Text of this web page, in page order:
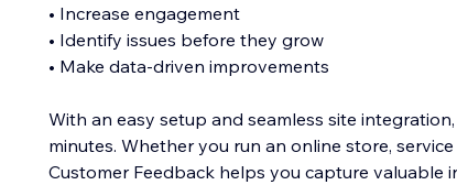
• Increase engagement
• Identify issues before they grow
• Make data-driven improvements
With an easy setup and seamless site
minutes. Whether you run an online store,
Customer Feedback helps you capture valuable